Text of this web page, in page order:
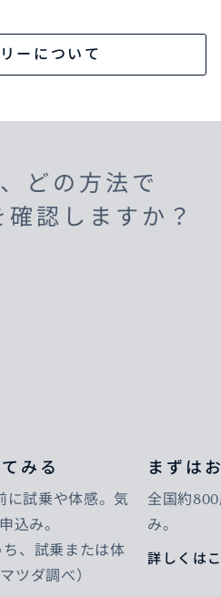
ーについて
どの方法で
認しますか？
みる
に試乗や体感。気
込み。
、試乗または体
ツダ調べ）
まずは
全国約
み。
詳しくは